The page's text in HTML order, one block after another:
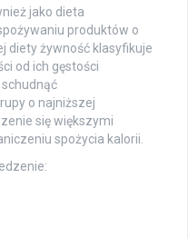
jako dieta
produktów o
diety żywność klasyfikuje
od ich gęstości
o najniższej
się większymi
spożycia kalorii.